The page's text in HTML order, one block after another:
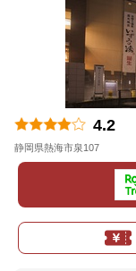
4.2
静岡県熱海市泉107